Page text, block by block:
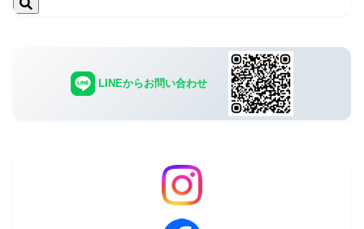
LINEからお問い合わせ